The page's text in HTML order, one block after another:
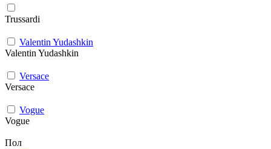
Trussardi
Valentin Yudashkin
Valentin Yudashkin
Versace
Versace
Vogue
Vogue
Пол